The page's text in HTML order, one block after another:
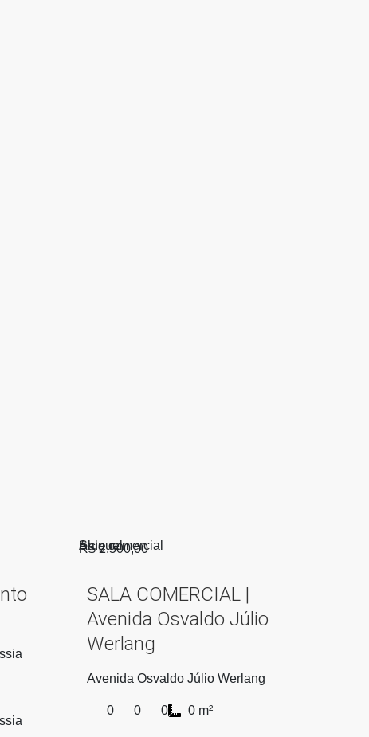
R$ 2.500,00
Aluguel
Sala comercial
SALA COMERCIAL |
Avenida Osvaldo Júlio
Werlang
Avenida Osvaldo Júlio Werlang
0 0 0 0 m²